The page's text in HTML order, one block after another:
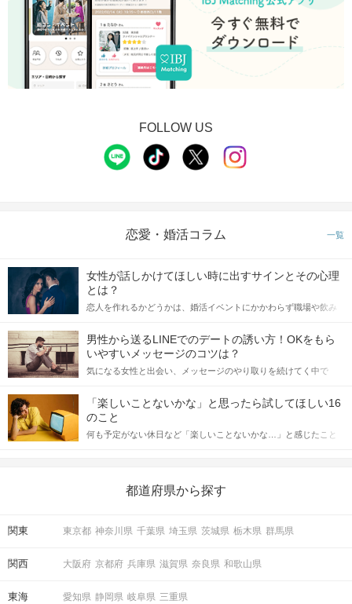
FOLLOW US
恋愛・婚活コラム 一覧
女性が話しかけてほしい時に出すサインとその心理
とは？
恋人を作れるかどうかは、婚活イベントにかかわらず職場や飲み
てアプローチできるかにも左右されます。 これから恋人作りを本
格的に始めようとしている方は、女性が異性を求めて出すサイン
をしっかりと理解し、正しい行動に移せるかどうかが重要。 この
記事では、女性が話しかけて欲しい時に出すサインとその心理を
合にどのような行動に繋げるべきかをご紹介していきます。
男性から送るLINEでのデートの誘い方！OKをもら
いやすいメッセージのコツは？
気になる女性と出会い、メッセージのやり取りを続けてく中で
しかし、中には「どう誘ったらいいの？」とお困りの男性もいら
っしゃるのではないでしょうか。 そこで今回は、男性から女性へ
送るLINEでのデートの誘い方のコツをご紹介します。例文も混じ
えながら解説するので、ぜひ参考にしてください。
「楽しいことないかな」と思ったら試してほしい16
のこと
何も予定がない休日など「楽しいことないかな…」と感じたこと
の楽しいことアイデアを集めました♪ いままさに楽しいことを探し
都道府県から探す
関東 東京都 神奈川県 千葉県 埼玉県 茨城県 栃木県 群馬県
関西 大阪府 京都府 兵庫県 滋賀県 奈良県 和歌山県
東海 愛知県 静岡県 岐阜県 三重県